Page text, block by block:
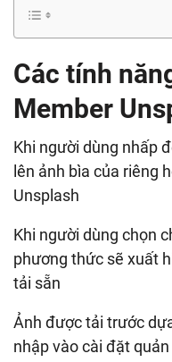
Các tính
Member
Khi người dùng nhấp
lên ảnh bìa của riêng
Unsplash
Khi người dùng chọn
phương thức sẽ xuất
tải sẵn
Ảnh được tải trước
nhập vào cài đặt